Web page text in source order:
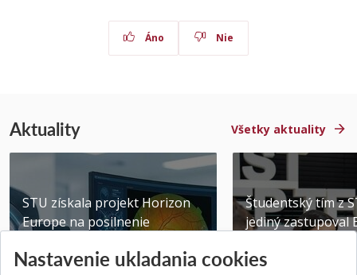
Áno Nie
Aktuality Všetky aktuality
STU získala projekt Horizon
Europe na posilnenie
Publikované 31.07.2026
Študentský tím z
jediný zastupoval
Publikované
Nastavenie ukladania cookies